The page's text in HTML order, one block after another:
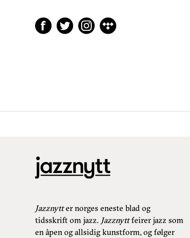
Jazznytter norges eneste blad og
tidsskrift om jazz. Jazznyttfeirer jazz som
en åpen og allsidig kunstform, og følger